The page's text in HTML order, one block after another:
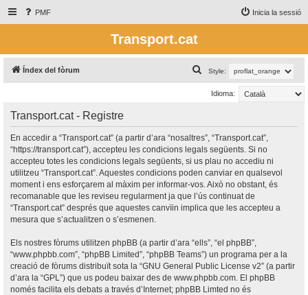
PMF Inicia la sessió
Transport.cat
Índex del fòrum Style:
e
a
Idioma:
Transport.cat - Registre
En accedir a “Transport.cat” (a partir d’ara “nosaltres”, “Transport.cat”,
“https://transport.cat”), accepteu les condicions legals següents. Si no
accepteu totes les condicions legals següents, si us plau no accediu ni
utilitzeu “Transport.cat”. Aquestes condicions poden canviar en qualsevol
moment i ens esforçarem al màxim per informar-vos. Això no obstant, és
recomanable que les reviseu regularment ja que l’ús continuat de
“Transport.cat” després que aquestes canvïin implica que les accepteu a
mesura que s’actualitzen o s’esmenen.
Els nostres fòrums utilitzen phpBB (a partir d’ara “ells”, “el phpBB”,
“www.phpbb.com”, “phpBB Limited”, “phpBB Teams”) un programa per a la
creació de fòrums distribuït sota la “GNU General Public License v2” (a partir
d’ara la “GPL”) que us podeu baixar des de www.phpbb.com . El phpBB
només facilita els debats a través d’Internet; phpBB Limted no és